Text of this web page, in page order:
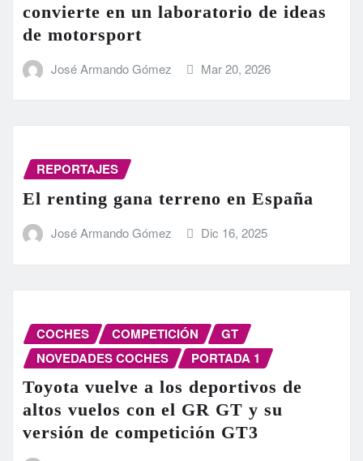
convierte en un laboratorio de ideas
de motorsport
José Armando Gómez Mar 20, 2026
REPORTAJES
El renting gana terreno en España
José Armando Gómez Dic 16, 2025
COCHES COMPETICIÓN
GT
NOVEDADES COCHES
PORTADA 1
Toyota vuelve a los deportivos de
altos vuelos con el GR GT y su
versión de competición GT3